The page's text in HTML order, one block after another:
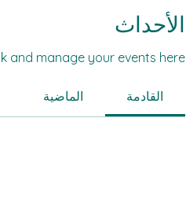
الأحداث
and manage your events here.
القادمة الماضية